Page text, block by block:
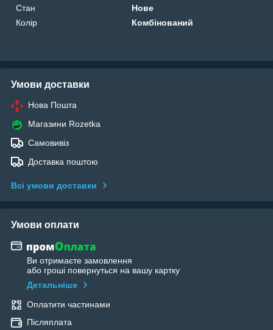
Стан
Нове
Колір
Комбінований
Умови доставки
Нова Пошта
Магазини Rozetka
Самовивіз
Доставка поштою
Всі умови доставки
Умови оплати
Ви отримаєте замовлення
або гроші повернуться на вашу картку
Детальніше
Оплатити частинами
Післяплата